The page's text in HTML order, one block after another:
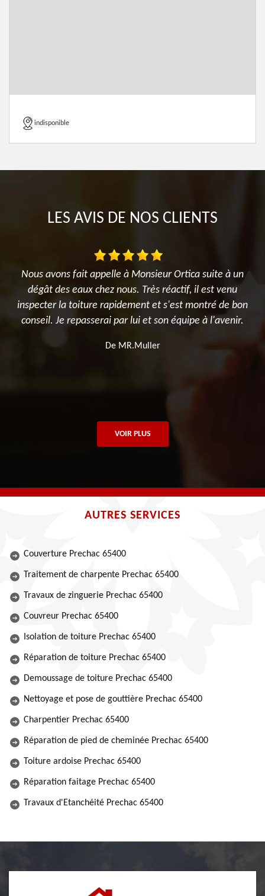
indisponible
LES AVIS DE NOS CLIENTS
Nous avons fait appelle à Monsieur Ortica suite à un
dégât des eaux chez nous. Très réactif, il est venu
inspecter la toiture rapidement et s'est montré de bon
conseil. Je repasserai par lui et son équipe à l'avenir.
De MR.Muller
VOIR PLUS
AUTRES SERVICES
Couverture Prechac 65400
Traitement de charpente Prechac 65400
Travaux de zinguerie Prechac 65400
Couvreur Prechac 65400
Isolation de toiture Prechac 65400
Réparation de toiture Prechac 65400
Demoussage de toiture Prechac 65400
Nettoyage et pose de gouttière Prechac 65400
Charpentier Prechac 65400
Réparation de pied de cheminée Prechac 65400
Toiture ardoise Prechac 65400
Réparation faitage Prechac 65400
Travaux d'Etanchéité Prechac 65400